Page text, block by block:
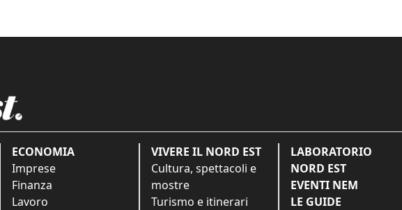
ECONOMIA
Imprese
Finanza
Lavoro
VIVERE IL NORD EST
Cultura, spettacoli e
mostre
Turismo e itinerari
LABORATORIO
NORD EST
EVENTI NEM
LE GUIDE